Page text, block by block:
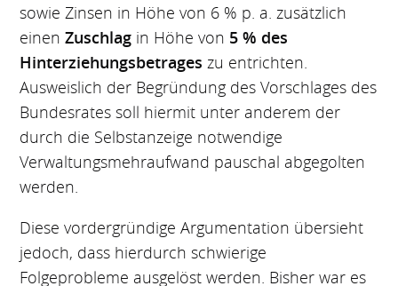
sowie Zinsen in Höhe von 6 % p. a. zusätzlich
einenZuschlag in Höhe von 5 % des
Hinterziehungsbetrages zu entrichten.
Ausweislich der Begründung des Vorschlages des
Bundesrates soll hiermit unter anderem der
durch die Selbstanzeige notwendige
Verwaltungsmehraufwand pauschal abgegolten
werden.
Diese vordergründige Argumentation übersieht
jedoch, dass hierdurch schwierige
Folgeprobleme ausgelöst werden. Bisher war es